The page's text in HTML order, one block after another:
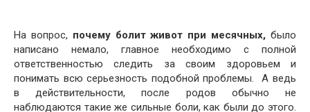
На вопрос, почему болит живот при месячных, было
написано немало, главное необходимо с полной
ответственностью следить за своим здоровьем и
понимать всю серьезность подобной проблемы. А ведь
в действительности, после родов обычно не
наблюдаются такие же сильные боли, как были до этого.